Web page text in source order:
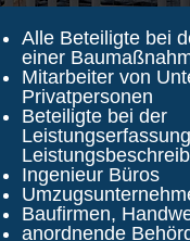
Alle Beteiligte bei
einer
Mitarbeiter von
Privatpersonen
Beteiligte bei der
Ingenieur Büros
Baufirmen,
anordnende